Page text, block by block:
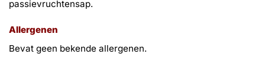
passievruchtensap.
Allergenen
Bevat geen bekende allergenen.